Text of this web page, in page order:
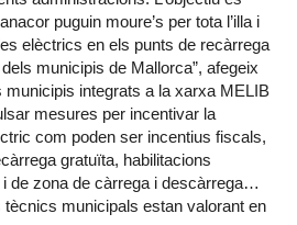
puguin moure’s per tota l’illa i
elèctrics en els punts de recàrrega
municipis de Mallorca”, afegeix
municipis integrats a la xarxa MELIB
mesures per incentivar la
com poden ser incentius fiscals,
gratuïta, habilitacions
i de zona de càrrega i descàrrega…
municipals estan valorant en